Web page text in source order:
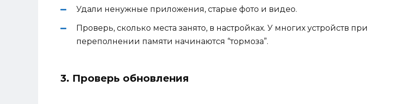
Удали ненужные приложения, старые фото и видео.
Проверь, сколько места занято, в настройках. У многих устройств при
переполнении памяти начинаются “тормоза”.
3. Проверь обновления